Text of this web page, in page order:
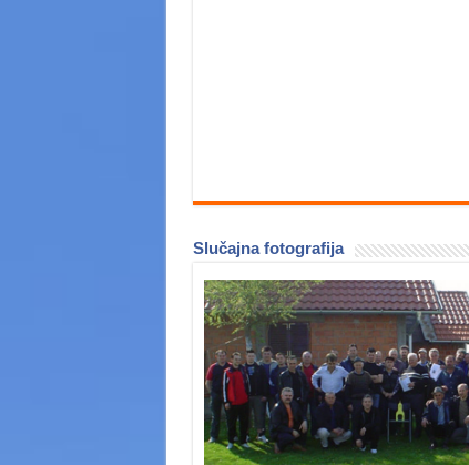
Slučajna fotografija